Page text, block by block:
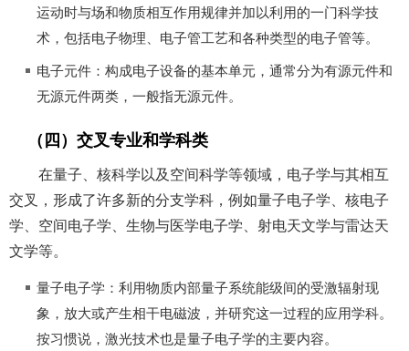
运动时与场和物质相互作用规律并加以利用的一门科学技
术，包括电子物理、电子管工艺和各种类型的电子管等。
电子元件：构成电子设备的基本单元，通常分为有源元件和
无源元件两类，一般指无源元件。
（四）交叉专业和学科类
在量子、核科学以及空间科学等领域，电子学与其相互
交叉，形成了许多新的分支学科，例如量子电子学、核电子
学、空间电子学、生物与医学电子学、射电天文学与雷达天
文学等。
量子电子学：利用物质内部量子系统能级间的受激辐射现
象，放大或产生相干电磁波，并研究这一过程的应用学科。
按习惯说，激光技术也是量子电子学的主要内容。